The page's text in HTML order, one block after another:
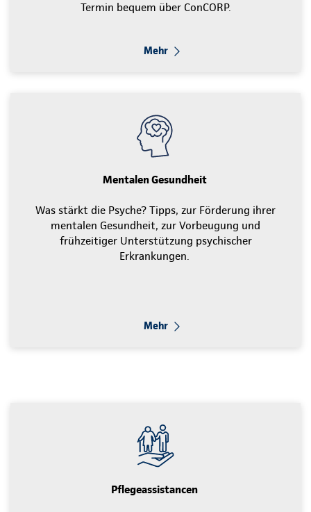
Termin bequem über ConCORP.
Mehr
Mentalen Gesundheit
Was stärkt die Psyche? Tipps, zur Förderung ihrer
mentalen Gesundheit, zur Vorbeugung und
frühzeitiger Unterstützung psychischer
Erkrankungen.
Mehr
Pflegeassistancen